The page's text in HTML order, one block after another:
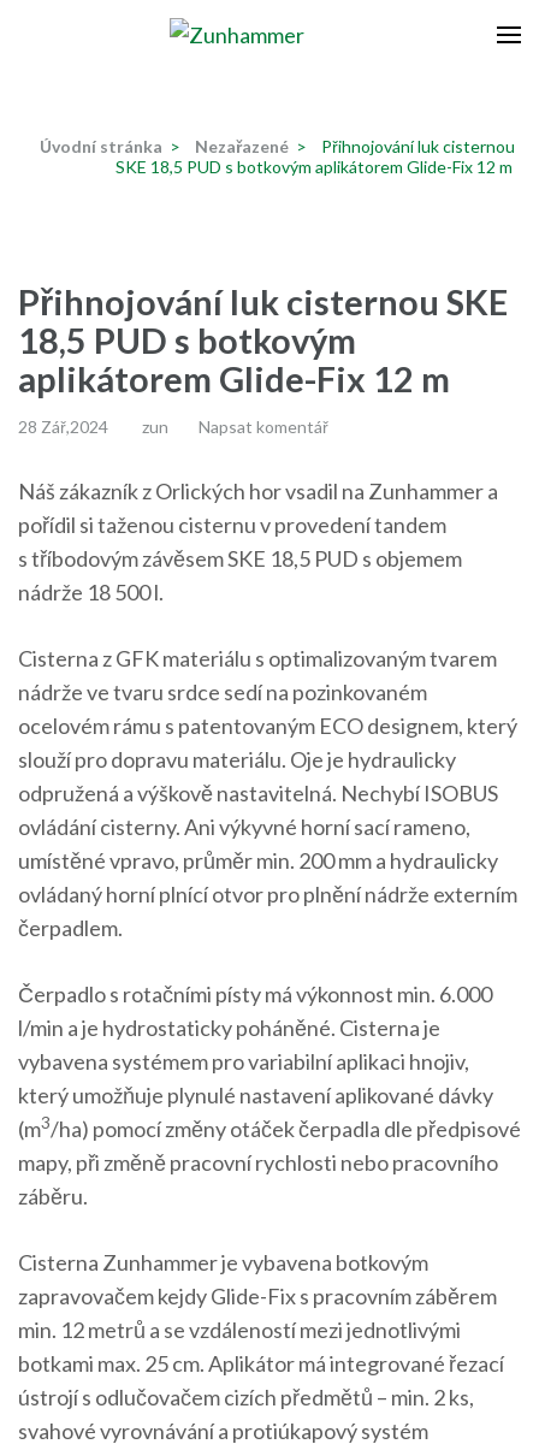
Enter)Úvodní stránka > Nezařazené >
Přihnojování luk cisternou
SKE 18,5 PUD s botkovým aplikátorem Glide-Fix 12 m
Přihnojování luk cisternou SKE
18,5 PUD s botkovým
aplikátorem Glide-Fix 12 m
28 Zář,2024 zun Napsat komentář
Náš zákazník z Orlických hor vsadil na Zunhammer a
pořídil si taženou cisternu v provedení tandem
s tříbodovým závěsem SKE 18,5 PUD s objemem
nádrže 18 500 l.
Cisterna z GFK materiálu s optimalizovaným tvarem
nádrže ve tvaru srdce sedí na pozinkovaném
ocelovém rámu s patentovaným ECO designem, který
slouží pro dopravu materiálu. Oje je hydraulicky
odpružená a výškově nastavitelná. Nechybí ISOBUS
ovládání cisterny. Ani výkyvné horní sací rameno,
umístěné vpravo, průměr min. 200 mm a hydraulicky
ovládaný horní plnící otvor pro plnění nádrže externím
čerpadlem.
Čerpadlo s rotačními písty má výkonnost min. 6.000
l/min a je hydrostaticky poháněné. Cisterna je
vybavena systémem pro variabilní aplikaci hnojiv,
který umožňuje plynulé nastavení aplikované dávky
(m3/ha) pomocí změny otáček čerpadla dle předpisové
mapy, při změně pracovní rychlosti nebo pracovního
záběru.
Cisterna Zunhammer je vybavena botkovým
zapravovačem kejdy Glide-Fix s pracovním záběrem
min. 12 metrů a se vzdáleností mezi jednotlivými
botkami max. 25 cm. Aplikátor má integrované řezací
ústrojí s odlučovačem cizích předmětů – min. 2 ks,
svahové vyrovnávání a protiúkapový systém